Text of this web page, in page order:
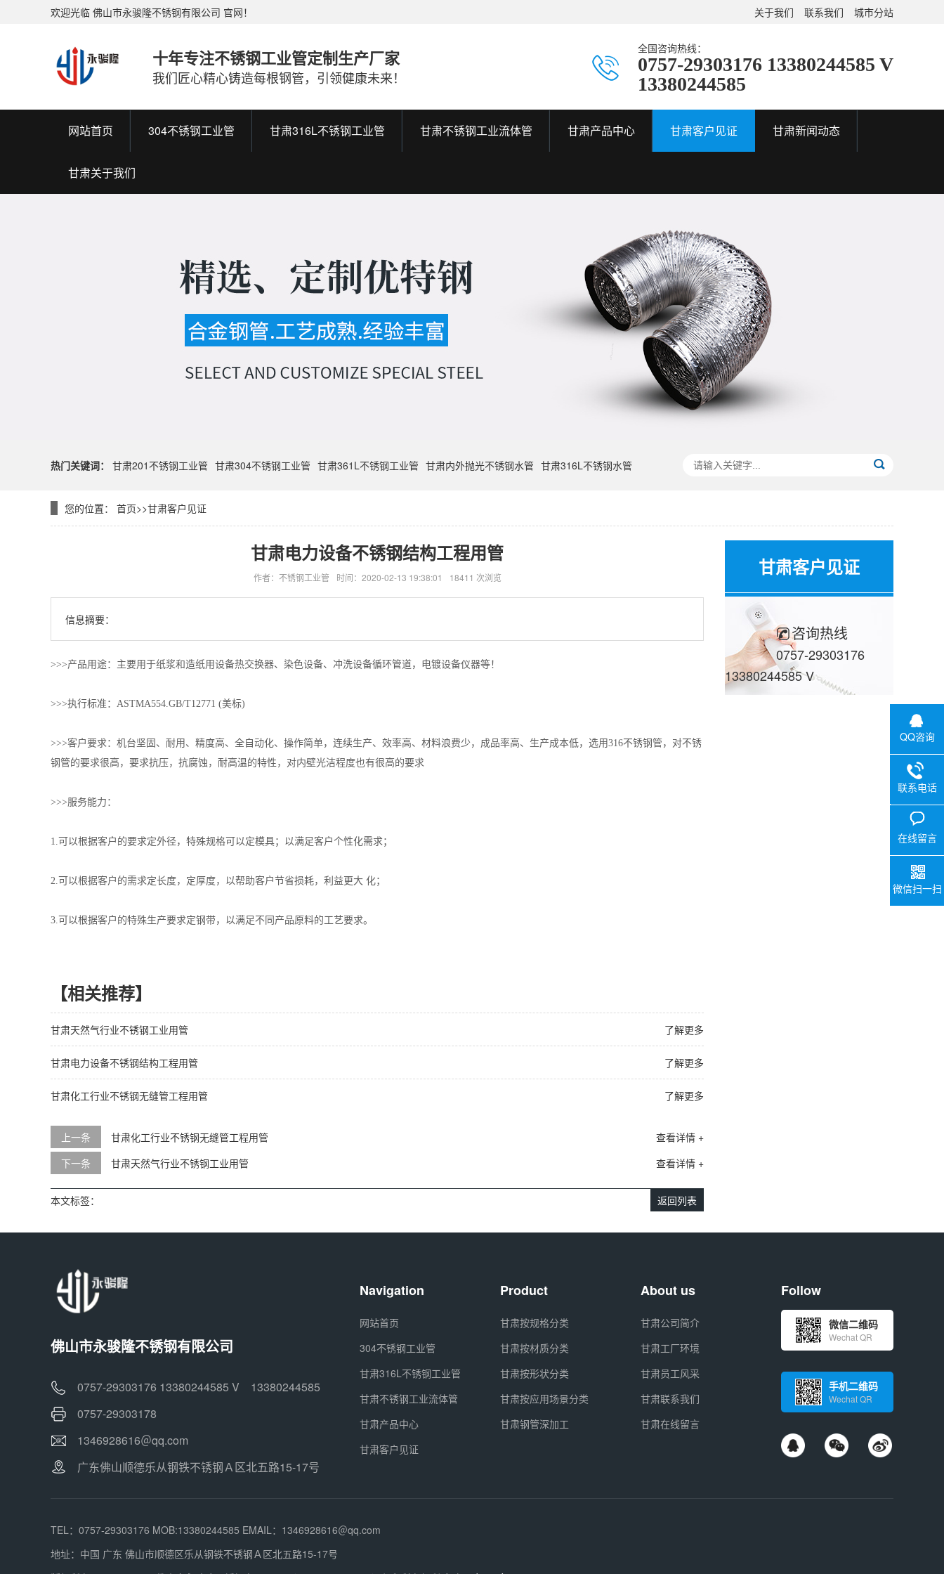
关于我们 联系我们 城市分站
欢迎光临 佛山市永骏隆不锈钢有限公司 官网！
十年专注不锈钢工业管定制生产厂家
我们匠心精心铸造每根钢管，引领健康未来！
全国咨询热线：
0757-29303176 13380244585 V
13380244585
网站首页 304不锈钢工业管 甘肃316L不锈钢工业管 甘肃不锈钢工业流体管 甘肃产品中心 甘肃客户见证 甘肃新闻动态
甘肃关于我们
热门关键词： 甘肃201不锈钢工业管 甘肃304不锈钢工业管 甘肃361L不锈钢工业管 甘肃内外抛光不锈钢水管 甘肃316L不锈钢水管
您的位置： 首页>>甘肃客户见证
甘肃客户见证
咨询热线
0757-29303176
13380244585 V
甘肃电力设备不锈钢结构工程用管
作者：不锈钢工业管 时间：2020-02-13 19:38:01 18411 次浏览
信息摘要：
>>>产品用途：主要用于纸浆和造纸用设备热交换器、染色设备、冲洗设备循环管道，电镀设备仪器等！
>>>执行标准：ASTMA554.GB/T12771 (美标)
>>>客户要求：机台坚固、耐用、精度高、全自动化、操作简单，连续生产、效率高、材料浪费少，成品率高、生产成本低，选用316不锈钢管，对不锈
钢管的要求很高，要求抗压，抗腐蚀，耐高温的特性，对内壁光洁程度也有很高的要求
>>>服务能力：
1.可以根据客户的要求定外径，特殊规格可以定模具；以满足客户个性化需求；
2.可以根据客户的需求定长度，定厚度，以帮助客户节省损耗，利益更大 化；
3.可以根据客户的特殊生产要求定钢带，以满足不同产品原料的工艺要求。
【相关推荐】
了解更多
甘肃天然气行业不锈钢工业用管
了解更多
甘肃电力设备不锈钢结构工程用管
了解更多
甘肃化工行业不锈钢无缝管工程用管
上一条 查看详情 +
甘肃化工行业不锈钢无缝管工程用管
下一条
查看详情 +
甘肃天然气行业不锈钢工业用管
返回列表
本文标签：
佛山市永骏隆不锈钢有限公司
0757-29303176 13380244585 V 13380244585
0757-29303178
1346928616＠qq.com
广东佛山顺德乐从钢铁不锈钢Ａ区北五路15-17号
Navigation
网站首页
304不锈钢工业管
甘肃316L不锈钢工业管
甘肃不锈钢工业流体管
甘肃产品中心
甘肃客户见证
Product
甘肃按规格分类
甘肃按材质分类
甘肃按形状分类
甘肃按应用场景分类
甘肃钢管深加工
About us
甘肃公司简介
甘肃工厂环境
甘肃员工风采
甘肃联系我们
甘肃在线留言
Follow
微信二维码
Wechat QR
手机二维码
Wechat QR
TEL：0757-29303176 MOB:13380244585 EMAIL：1346928616＠qq.com
地址：中国 广东 佛山市顺德区乐从钢铁不锈钢Ａ区北五路15-17号
QQ咨询
联系电话
0757-
在线留言
微信扫一扫